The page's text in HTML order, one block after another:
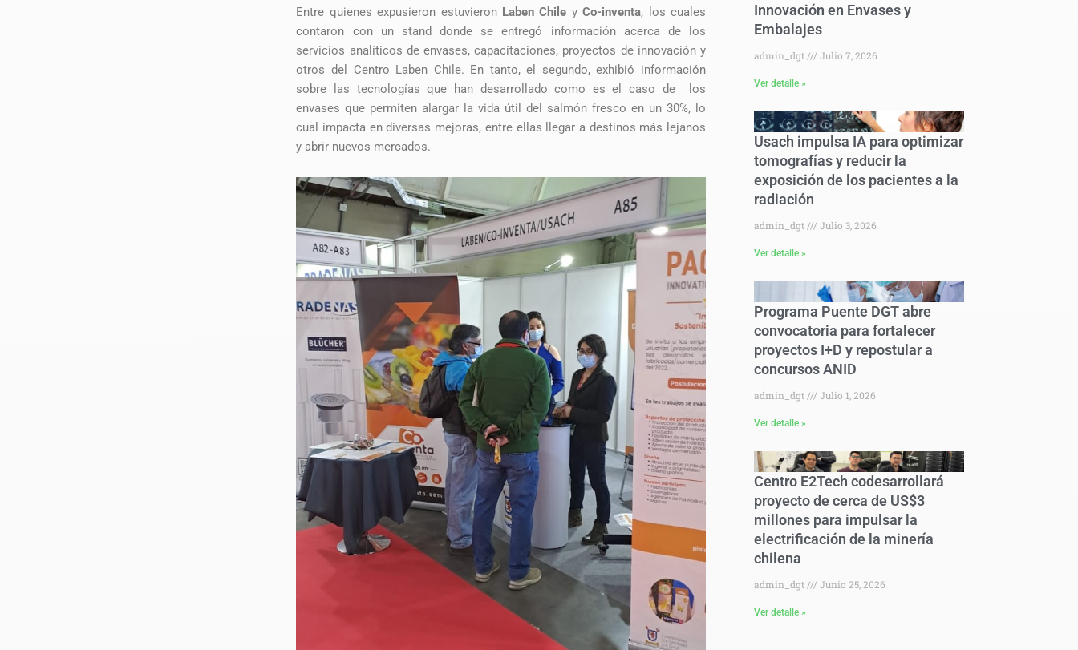
Entre quienes expusieron estuvieron Laben Chile yCo-inventa, los cuales
contaron con un stand donde se entregó información acerca de los
servicios analíticos de envases, capacitaciones, proyectos de innovación y
otros del Centro Laben Chile. En tanto, el segundo, exhibió información
sobre las tecnologías que han desarrollado como es el caso de los
envases que permiten alargar la vida útil del salmón fresco en un 30%, lo
cual impacta en diversas mejoras, entre ellas llegar a destinos más lejanos
y abrir nuevos mercados.
Innovación en Envases y
Embalajes
admin_dgt Julio 7, 2026
Ver detalle »
Usach impulsa IA para optimizar
tomografías y reducir la
exposición de los pacientes a la
radiación
admin_dgt Julio 3, 2026
Ver detalle »
Programa Puente DGT abre
convocatoria para fortalecer
proyectos I+D y repostular a
concursos ANID
admin_dgt Julio 1, 2026
Ver detalle »
Centro E2Tech codesarrollará
proyecto de cerca de US$3
millones para impulsar la
electrificación de la minería
chilena
admin_dgt Junio 25, 2026
Ver detalle »